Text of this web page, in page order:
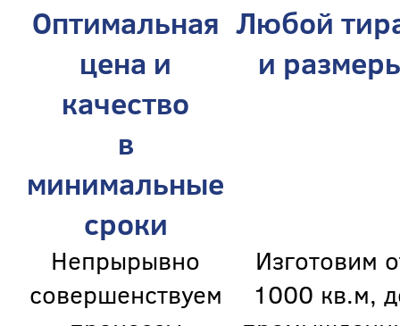
Оптимальная
цена и
качество
в
минимальные
сроки
Любой
и
Непрырывно
совершенствуем
Изготовим
1000 кв.м,